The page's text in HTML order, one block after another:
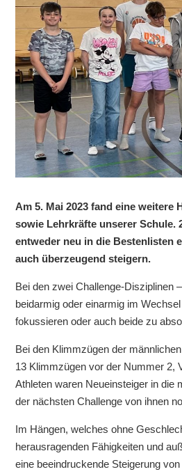
Am 5. Mai 2023 fand eine
sowie Lehrkräfte unserer Schule.
entweder neu in die Bestenlisten
auch überzeugend steigern.
Bei den zwei Challenge-Disziplinen
beidarmig oder einarmig im
fokussieren oder auch beide zu
Bei den Klimmzügen der
13 Klimmzügen vor der Nummer 2,
Athleten waren Neueinsteiger in die
der nächsten Challenge von ihnen
Im Hängen, welches ohne
herausragenden Fähigkeiten und
eine beeindruckende Steigerung